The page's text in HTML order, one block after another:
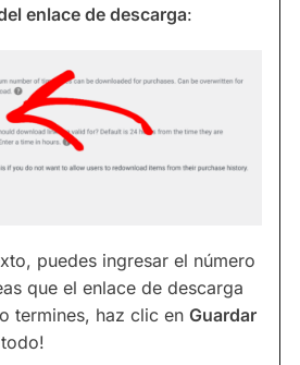
enlace de descarga:
puedes ingresar el número
que el enlace de descarga
termines, haz clic en Guardar
todo!